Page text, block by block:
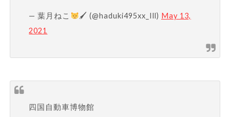
— 葉月ねこ 🖌 (@haduki495xx_Ill) May 13,
2021
四国自動車博物館